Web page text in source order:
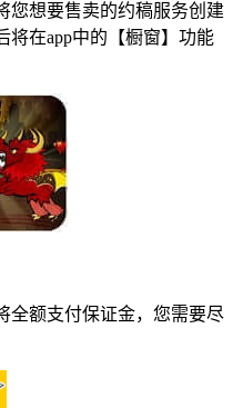
想要售卖的约稿服务创建
将在app中的【橱窗】功能
额支付保证金，您需要尽